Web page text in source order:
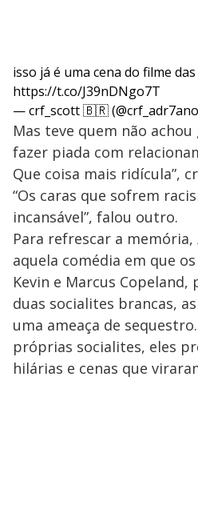
isso já é uma cena do filme
https://t.co/J39nDNgo7T
— crf_scott 🇧🇷
Mas teve quem não achou
fazer piada com
Que coisa mais ridícula”,
“Os caras que sofrem
incansável”, falou outro.
Para refrescar a memória,
aquela comédia em que
Kevin e Marcus
duas socialites brancas,
uma ameaça de
próprias socialites, eles
hilárias e cenas que